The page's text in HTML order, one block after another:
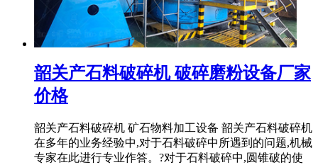
韶关产石料破碎机 破碎磨粉设备厂家
价格
韶关产石料破碎机 矿石物料加工设备 韶关产石料破碎机
在多年的业务经验中,对于石料破碎中所遇到的问题,机械
专家在此进行专业作答。?对于石料破碎中,圆锥破的使